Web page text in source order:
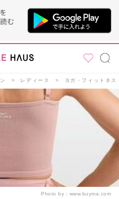
レディース ヨガ・フィットネス
Photo by： www.buyma.com